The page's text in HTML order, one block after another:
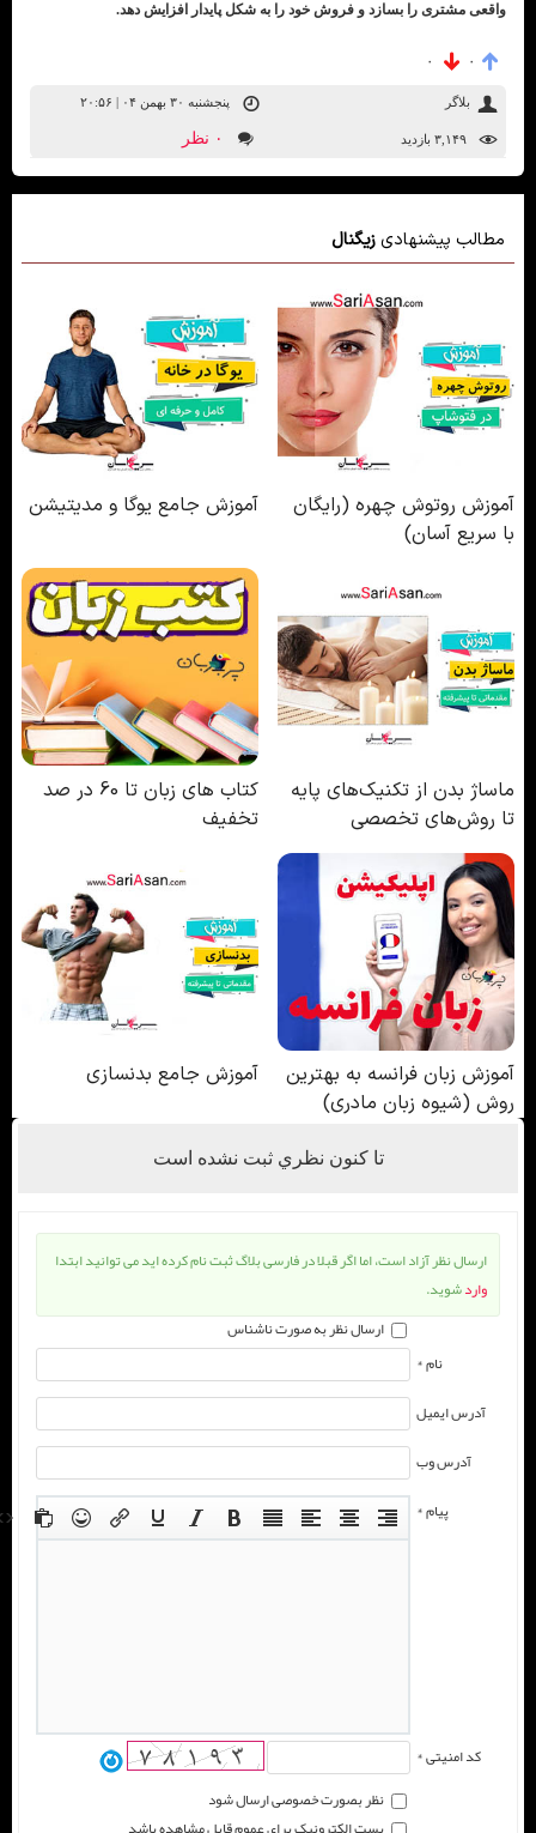
واقعی مشتری را بسازد و فروش خود را به شکل پایدار افزایش دهد.
۰ ۰
بلاگر پنجشنبه ۳۰ بهمن ۰۴ | ۲۰:۵۶
۳,۱۴۹ بازديد ۰ نظر
تا كنون نظري ثبت نشده است
ارسال نظر آزاد است، اما اگر قبلا در فارسی بلاگ ثبت نام کرده اید می توانید ابتدا
واردشوید.
ارسال نظر به صورت ناشناس
نام *
آدرس ایمیل
آدرس وب
پیام *
کد امنیتی *
نظر بصورت خصوصی ارسال شود